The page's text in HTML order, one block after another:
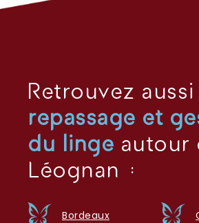
Retrouvez
repassage et
du linge autour
Léognan :
Bordeaux